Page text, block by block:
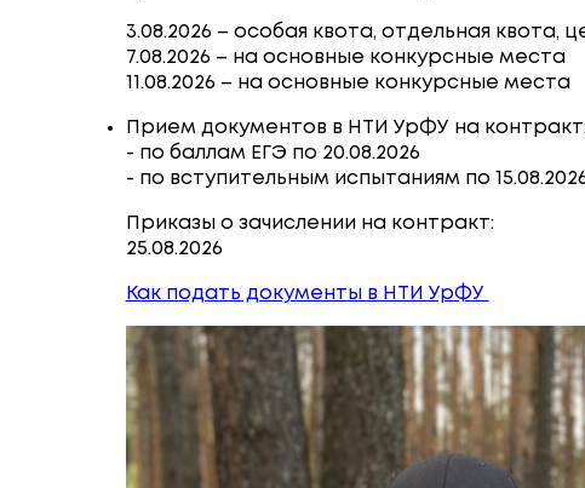
3.08.2026 – особая квота, отдельная квота,
7.08.2026 – на основные конкурсные места
11.08.2026 – на основные конкурсные места
Прием документов в НТИ УрФУ на
- по баллам ЕГЭ по 20.08.2026
- по вступительным испытаниям по
Приказы о зачислении на контракт:
25.08.2026
Как подать документы в НТИ УрФУ